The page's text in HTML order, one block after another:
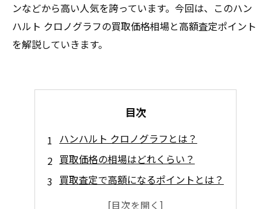
ンなどから高い人気を誇っています。今回は、このハン
ハルト クロノグラフの買取価格相場と高額査定ポイント
を解説していきます。
目次
ハンハルト クロノグラフとは？
買取価格の相場はどれくらい？
買取査定で高額になるポイントとは？
買取先のポイントはどこにある？